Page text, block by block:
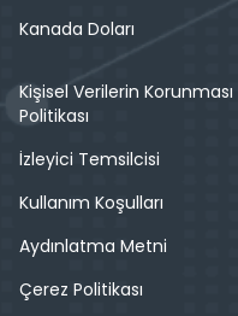
Kanada Doları
Kişisel Verilerin Korunması
Politikası
İzleyici Temsilcisi
Kullanım Koşulları
Aydınlatma Metni
Çerez Politikası